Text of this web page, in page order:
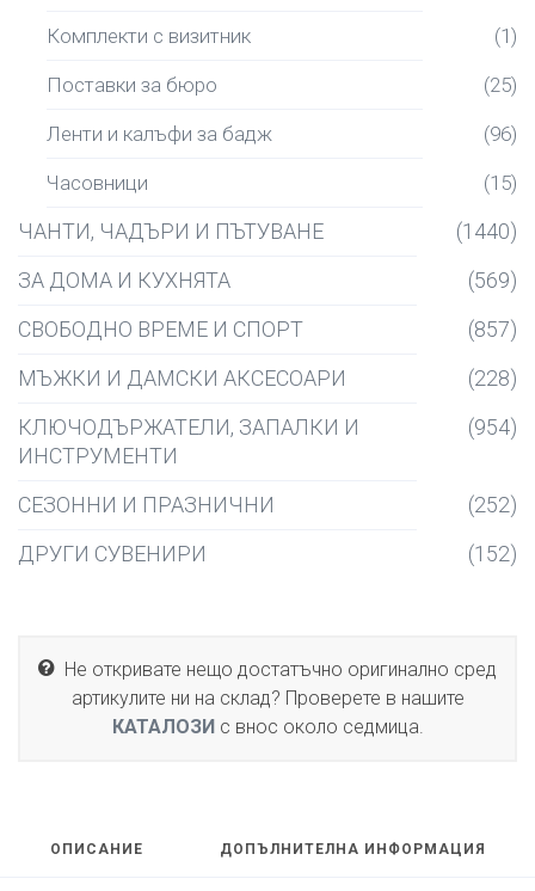
Комплекти с визитник (1)
Поставки за бюро (25)
Ленти и калъфи за бадж (96)
Часовници (15)
ЧАНТИ, ЧАДЪРИ И ПЪТУВАНЕ
(1440)
ЗА ДОМА И КУХНЯТА
(569)
СВОБОДНО ВРЕМЕ И СПОРТ
(857)
МЪЖКИ И ДАМСКИ АКСЕСОАРИ
(228)
КЛЮЧОДЪРЖАТЕЛИ, ЗАПАЛКИ И
ИНСТРУМЕНТИ
(954)
СЕЗОННИ И ПРАЗНИЧНИ
(252)
ДРУГИ СУВЕНИРИ
(152)
Не откривате нещо достатъчно оригинално сред
артикулите ни на склад? Проверете в нашите
КАТАЛОЗИс внос около седмица.
ОПИСАНИЕ ДОПЪЛНИТЕЛНА ИНФОРМАЦИЯ